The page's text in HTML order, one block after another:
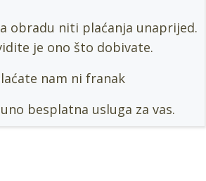
obradu niti plaćanja unaprijed.
je ono što dobivate.
nam ni franak
besplatna usluga za vas.